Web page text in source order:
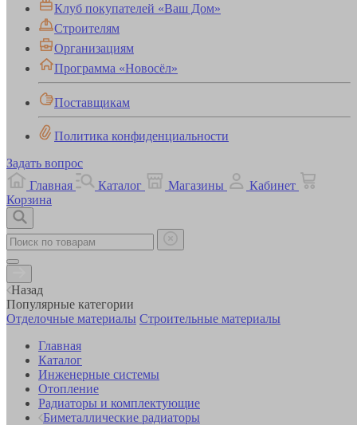
Клуб покупателей «Ваш Дом»
Строителям
Организациям
Программа «Новосёл»
Поставщикам
Политика конфиденциальности
Задать вопрос
Главная
Каталог Магазины
Кабинет
Корзина
Назад
Популярные категории
Отделочные материалы Строительные материалы
Главная
Каталог
Инженерные системы
Отопление
Радиаторы и комплектующие
Биметаллические радиаторы